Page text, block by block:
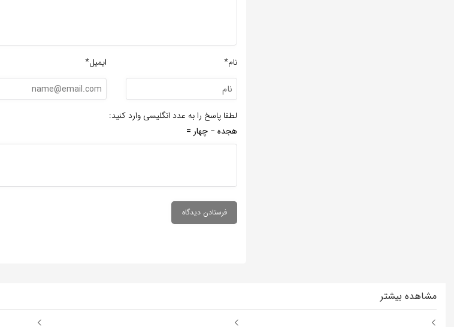
نام* ایمیل*
لطفا پاسخ را به عدد انگلیسی وارد کنید:
هجده − چهار =
مشاهده بیشتر